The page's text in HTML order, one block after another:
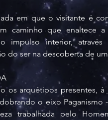
em que o visitante é
caminho que enaltece
impulso interior,
do ser na descoberta de
os arquétipos presentes,
o eixo Paganismo
trabalhada pelo